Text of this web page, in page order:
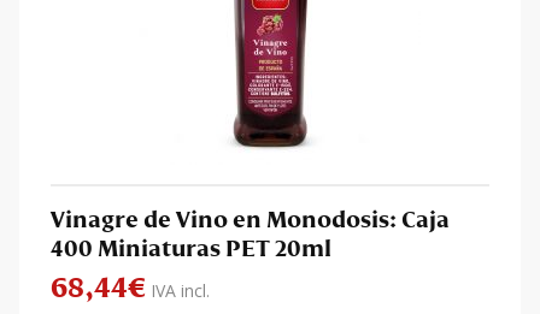
Vinagre de Vino en Monodosis: Caja
400 Miniaturas PET 20ml
68,44€ IVA incl.